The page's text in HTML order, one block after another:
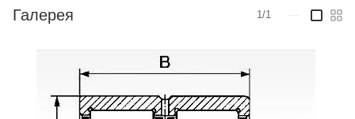
Галерея 1/1